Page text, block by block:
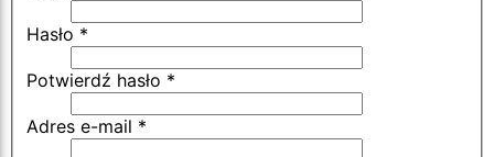
Hasło *
Potwierdź hasło *
Adres e-mail *